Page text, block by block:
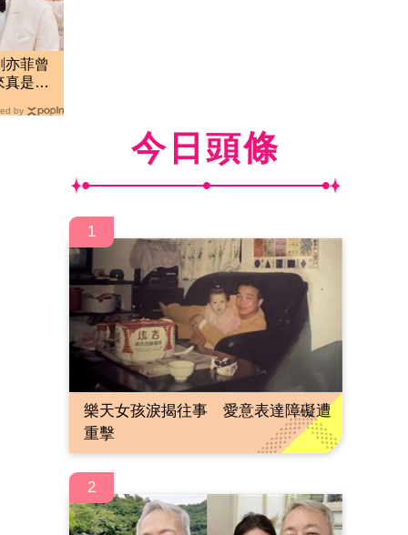
亦菲曾
是一
by
今日頭條
1
樂天女孩淚揭往事 愛意表達障礙遭
重擊
2